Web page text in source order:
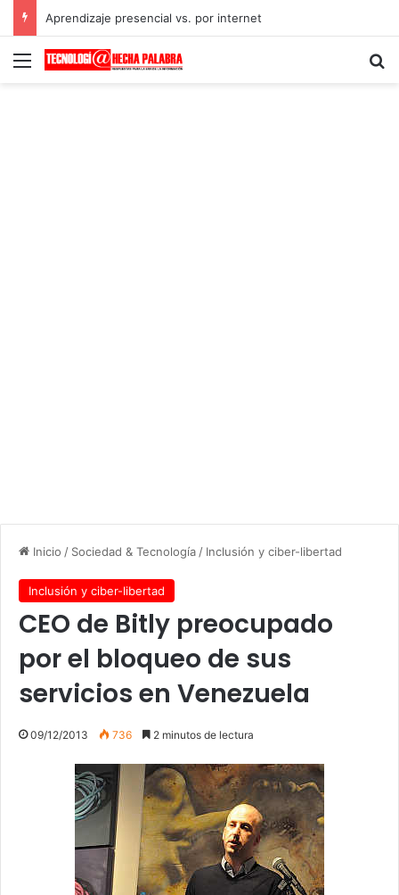
Aprendizaje presencial vs. por internet
Menú
Inicio / Sociedad & Tecnología / Inclusión y ciber-libertad
Inclusión y ciber-libertad
CEO de Bitly preocupado
por el bloqueo de sus
servicios en Venezuela
09/12/2013 736 2 minutos de lectura